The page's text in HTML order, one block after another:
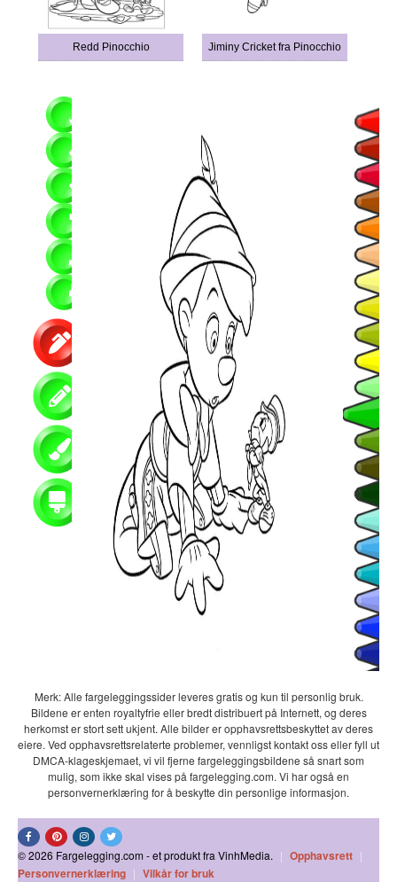
Redd Pinocchio Jiminy Cricket fra Pinocchio
Merk: Alle fargeleggingssider leveres gratis og kun til personlig bruk.
Bildene er enten royaltyfrie eller bredt distribuert på Internett, og deres
herkomst er stort sett ukjent. Alle bilder er opphavsrettsbeskyttet av deres
eiere. Ved opphavsrettsrelaterte problemer, vennligst kontakt oss eller fyll ut
DMCA-klageskjemaet, vi vil fjerne fargeleggingsbildene så snart som
mulig, som ikke skal vises på fargelegging.com. Vi har også en
personvernerklæring for å beskytte din personlige informasjon.
© 2026 Fargelegging.com - et produkt fra VinhMedia. | Opphavsrett |
Personvernerklæring | Vilkår for bruk